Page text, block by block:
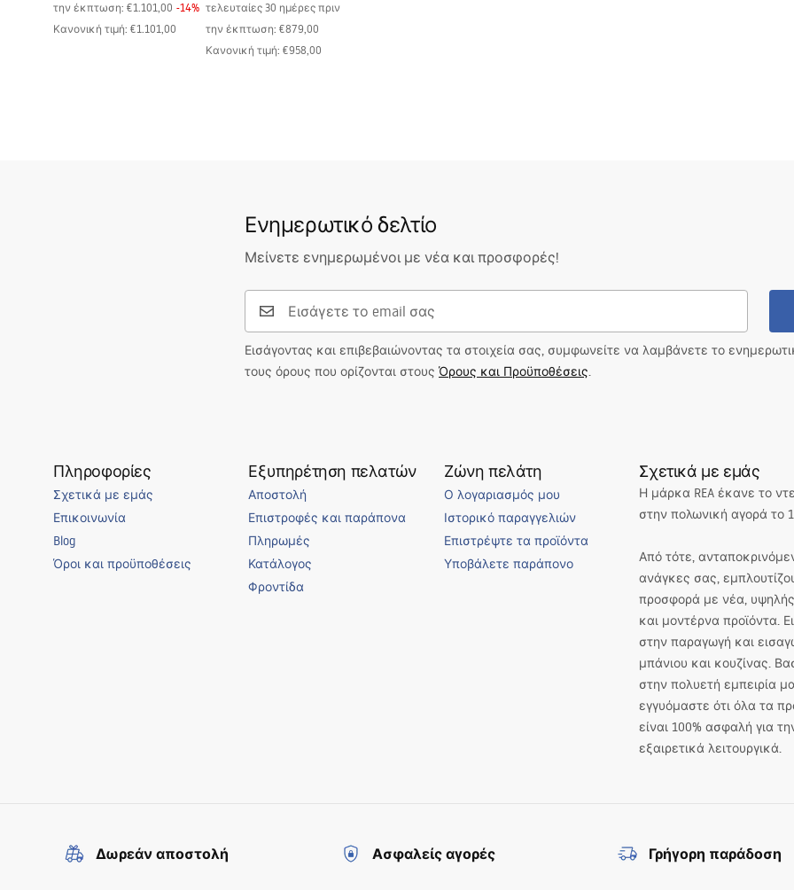
την έκπτωση: €1.101,00 -14%
Κανονική τιμή: €1.101,00
τελευταίες 30 ημέρες πριν
την έκπτωση: €879,00
Κανονική τιμή: €958,00
Ενημερωτικό δελτίο
Μείνετε ενημερωμένοι με νέα και προσφορές!
Εισάγοντας και επιβεβαιώνοντας τα στοιχεία σας, συμφωνείτε να λαμβάνετε το
τους όρους που ορίζονται στους Όρους και Προϋποθέσεις.
Πληροφορίες
Σχετικά με εμάς
Επικοινωνία
Blog
Όροι και προϋποθέσεις
Εξυπηρέτηση πελατών
Αποστολή
Επιστροφές και παράπονα
Πληρωμές
Κατάλογος
Φροντίδα
Ζώνη πελάτη
Ο λογαριασμός μου
Ιστορικό παραγγελιών
Επιστρέψτε τα προϊόντα
Υποβάλετε παράπονο
Σχετικά με εμάς
Η μάρκα REA έκανε το
στην πολωνική αγορά το
Από τότε,
ανάγκες σας,
προσφορά με νέα,
και μοντέρνα προϊόντα.
στην παραγωγή και
μπάνιου και κουζίνας.
στην πολυετή εμπειρία
εγγυόμαστε ότι όλα τα
είναι 100% ασφαλή για
εξαιρετικά λειτουργικά.
Δωρεάν αποστολή Ασφαλείς αγορές Γρήγορη παράδοση